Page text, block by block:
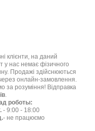
клієнти, на даний
у нас немає фізичного
Продажі здійснюються
онлайн-замовлення.
за розуміння! Відправка
.
роботы:
- 9:00 - 18:00
- не працюємо